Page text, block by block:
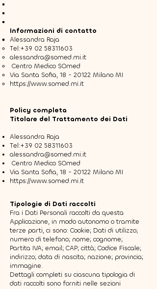
Informazioni di contatto
Alessandra Raja
Tel:+39 02 58311603
alessandra@somed.mi.it
Centro Medico SOmed
Via Santa Sofia, 18 - 20122 Milano MI
https://www.somed.mi.it
Policy completa
Titolare del Trattamento dei Dati
Alessandra Raja
Tel:+39 02 58311603
alessandra@somed.mi.it
Centro Medico SOmed
Via Santa Sofia, 18 - 20122 Milano MI
https://www.somed.mi.it
Tipologie di Dati raccolti
Fra i Dati Personali raccolti da questa
Applicazione, in modo autonomo o tramite
terze parti, ci sono: Cookie; Dati di utilizzo;
numero di telefono; nome; cognome;
Partita IVA; email; CAP; città; Codice Fiscale;
indirizzo; data di nascita; nazione; provincia;
immagine.
Dettagli completi su ciascuna tipologia di
dati raccolti sono forniti nelle sezioni